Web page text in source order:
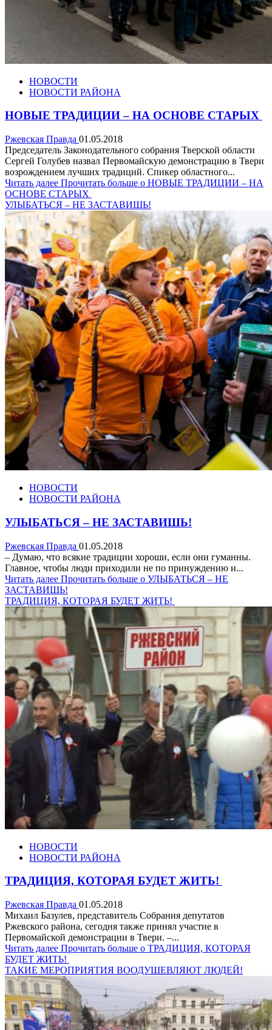
НОВОСТИ
НОВОСТИ РАЙОНА
НОВЫЕ ТРАДИЦИИ – НА ОСНОВЕ СТАРЫХ
Ржевская Правда 01.05.2018
Председатель Законодательного собрания Тверской области
Сергей Голубев назвал Первомайскую демонстрацию в Твери
возрождением лучших традиций. Спикер областного...
Читать далее Прочитать больше о НОВЫЕ ТРАДИЦИИ – НА
ОСНОВЕ СТАРЫХ
УЛЫБАТЬСЯ – НЕ ЗАСТАВИШЬ!
НОВОСТИ
НОВОСТИ РАЙОНА
УЛЫБАТЬСЯ – НЕ ЗАСТАВИШЬ!
Ржевская Правда 01.05.2018
– Думаю, что всякие традиции хороши, если они гуманны.
Главное, чтобы люди приходили не по принуждению и...
Читать далее Прочитать больше о УЛЫБАТЬСЯ – НЕ
ЗАСТАВИШЬ!
ТРАДИЦИЯ, КОТОРАЯ БУДЕТ ЖИТЬ!
НОВОСТИ
НОВОСТИ РАЙОНА
ТРАДИЦИЯ, КОТОРАЯ БУДЕТ ЖИТЬ!
Ржевская Правда 01.05.2018
Михаил Базулев, представитель Собрания депутатов
Ржевского района, сегодня также принял участие в
Первомайской демонстрации в Твери. –...
Читать далее Прочитать больше о ТРАДИЦИЯ, КОТОРАЯ
БУДЕТ ЖИТЬ!
ТАКИЕ МЕРОПРИЯТИЯ ВООДУШЕВЛЯЮТ ЛЮДЕЙ!